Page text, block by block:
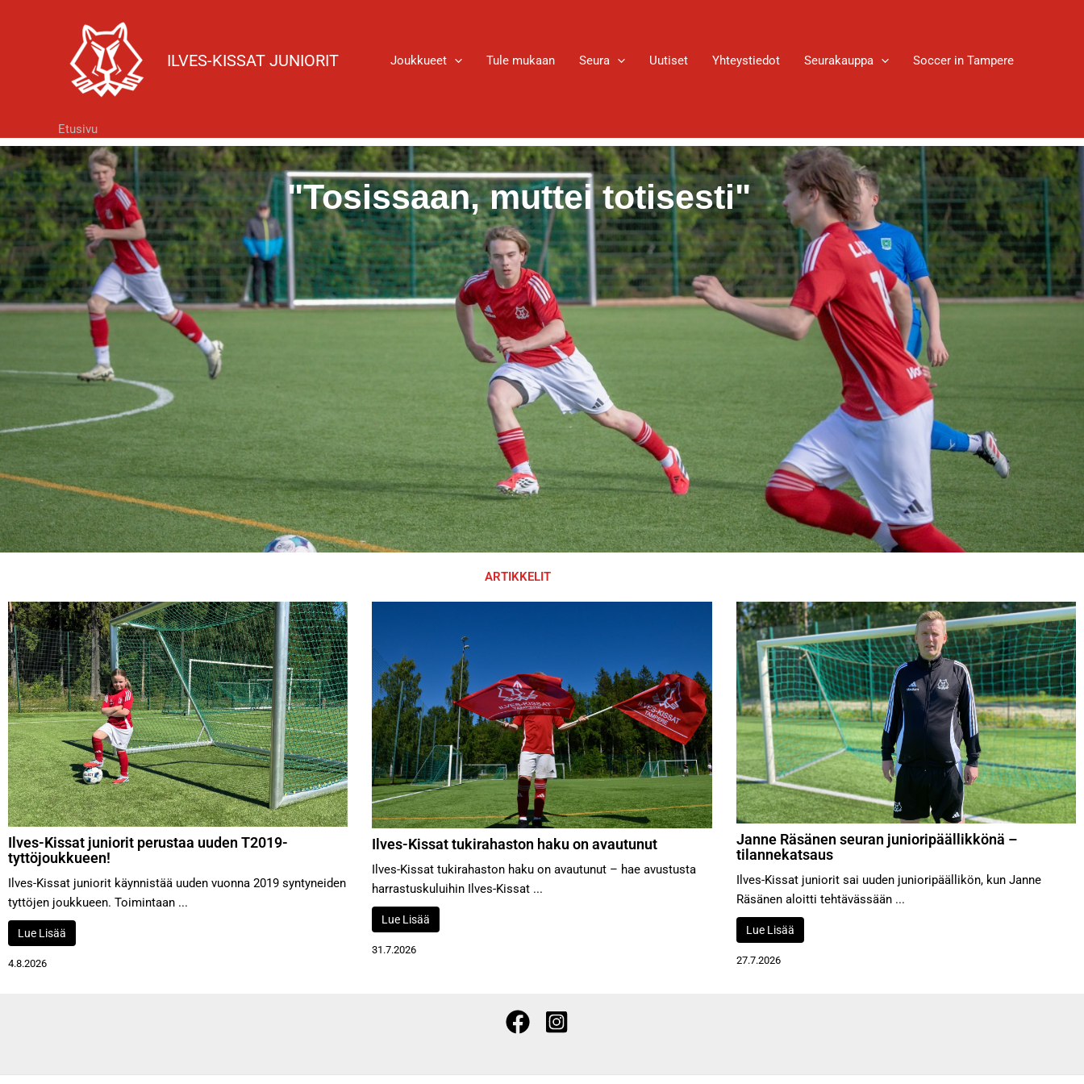
ILVES-KISSAT JUNIORIT Joukkueet Tule mukaan Seura Uutiset Yhteystiedot Seurakauppa Soccer in Tampere
Etusivu
"Tosissaan, muttei totisesti"
ARTIKKELIT
Ilves-Kissat juniorit perustaa uuden T2019-
tyttöjoukkueen!
Ilves-Kissat juniorit käynnistää uuden vuonna 2019 syntyneiden
tyttöjen joukkueen. Toimintaan ...
Lue Lisää
4.8.2026
Ilves-Kissat tukirahaston haku on avautunut
Ilves-Kissat tukirahaston haku on avautunut – hae avustusta
harrastuskuluihin Ilves-Kissat ...
Lue Lisää
31.7.2026
Janne Räsänen seuran junioripäällikkönä –
tilannekatsaus
Ilves-Kissat juniorit sai uuden junioripäällikön, kun Janne
Räsänen aloitti tehtävässään ...
Lue Lisää
27.7.2026